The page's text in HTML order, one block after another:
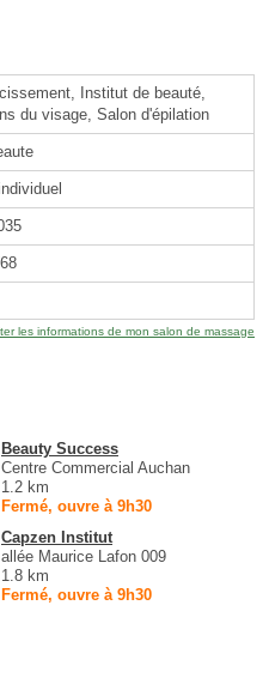
Institut de beauté,
du visage, Salon d'épilation
les informations de mon salon de massage
Beauty Success
Centre Commercial Auchan
1.2 km
Fermé, ouvre à 9h30
Capzen Institut
allée Maurice Lafon 009
1.8 km
Fermé, ouvre à 9h30